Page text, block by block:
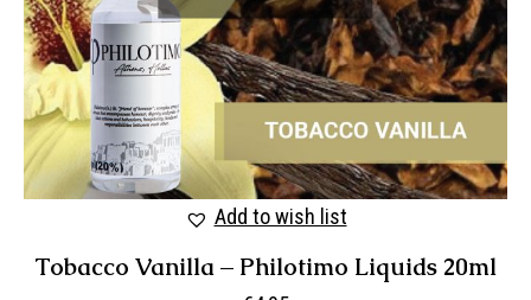
Add to wish list
Tobacco Vanilla – Philotimo Liquids 20ml